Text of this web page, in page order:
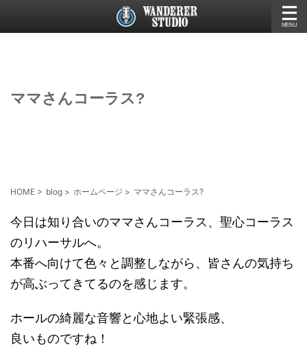
ママさんコーラス?
HOME > blog > ホームページ > ママさんコーラス?
今日は知り合いのママさんコーラス、聖心コーラス
のリハーサルへ。
本番へ向けて色々と調整しながら、皆さんの気持ち
が高ぶってきてるのを感じます。
ホールの綺麗な音響と心地よい緊張感、
良いものですね！